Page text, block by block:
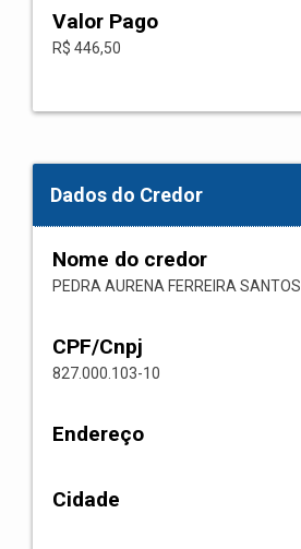
Valor Pago
R$ 446,50
Dados do Credor
Nome do credor
PEDRA AURENA FERREIRA SANTOS
CPF/Cnpj
827.000.103-10
Endereço
Cidade